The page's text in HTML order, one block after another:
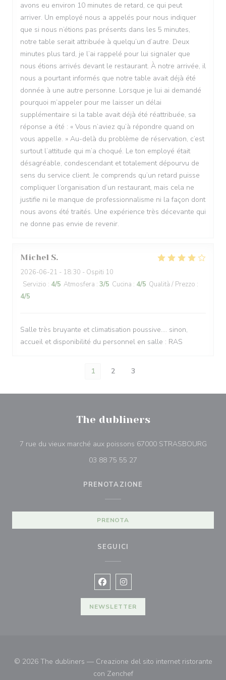
avons eu environ 10 minutes de retard, ce qui peut
arriver. Un employé nous a appelés pour nous indiquer
que si nous n’étions pas présents dans les 5 minutes,
notre table serait attribuée à quelqu’un d’autre. Deux
minutes plus tard, je l’ai rappelé pour lui signaler que
nous étions arrivés devant le restaurant. À notre arrivée, il
nous a pourtant informés que notre table avait déjà été
donnée à une autre personne. Lorsque je lui ai demandé
pourquoi m’appeler pour me laisser un délai
supplémentaire si la table avait déjà été réattribuée, sa
réponse a été : « Vous n’aviez qu’à répondre quand on
vous appelle. » Au-delà du problème de réservation, c’est
surtout l’attitude qui m’a choqué. Le ton employé était
désagréable, condescendant et totalement dépourvu de
sens du service client. Je comprends qu’un retard puisse
compliquer l’organisation d’un restaurant, mais cela ne
justifie ni le manque de professionnalisme ni la façon dont
nous avons été traités. Une expérience très décevante qui
ne donne pas envie de revenir.
Michel S
2026-06-21 - 18:30 - Ospiti 10
Servizio : 4/5 Atmosfera : 3/5 Cucina : 4/5 Qualità / Prezzo :
4/5
Salle très bruyante et climatisation poussive.... sinon,
accueil et disponibilité du personnel en salle : RAS
1 2 3
The dubliners
7 rue du vieux marché aux poissons 67000 STRASBOURG
03 88 75 55 27
PRENOTAZIONE
PRENOTA
SEGUICI
Facebook ((apre una nuova
Instagram ((apre una nuova
NEWSLETTER
© 2026 The dubliners — Creazione del sito internet ristorante
con Zenchef((apre una nuova finestra))